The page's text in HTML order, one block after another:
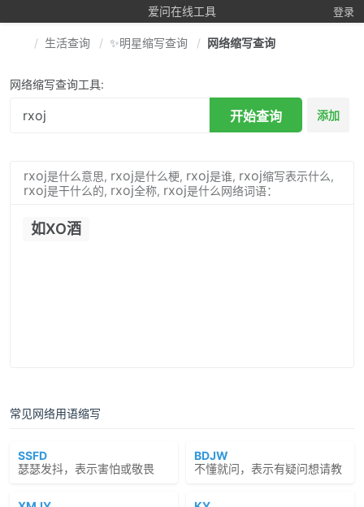
爱问在线工具 登录
生活查询 ✨明星缩写查询 网络缩写查询
网络缩写查询工具:
开始查询 添加
rxoj是什么意思, rxoj是什么梗, rxoj是谁, rxoj缩写表示什么,
rxoj是干什么的, rxoj全称, rxoj是什么网络词语：
如XO酒
常见网络用语缩写
SSFD
瑟瑟发抖，表示害怕或敬畏
BDJW
不懂就问，表示有疑问想请教